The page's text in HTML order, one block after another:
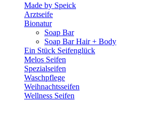
Made by Speick
Arztseife
Bionatur
Soap Bar
Soap Bar Hair + Body
Ein Stück Seifenglück
Melos Seifen
Spezialseifen
Waschpflege
Weihnachtsseifen
Wellness Seifen